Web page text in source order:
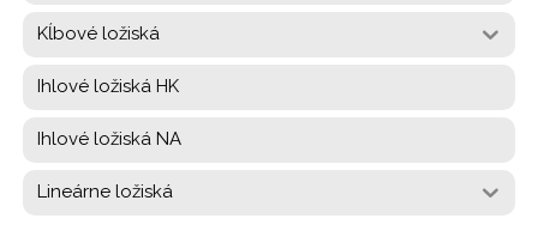
Kĺbové ložiská
Ihlové ložiská HK
Ihlové ložiská NA
Lineárne ložiská